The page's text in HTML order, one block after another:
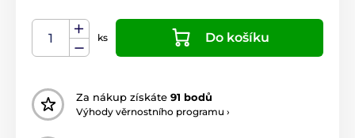
ks Do košíku
Za nákup získáte 91 bodů
Výhody věrnostního programu ›